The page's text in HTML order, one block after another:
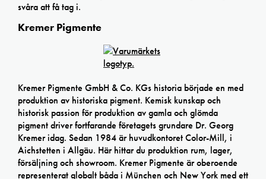
svåra att få tag i.
Kremer Pigmente
Kremer Pigmente GmbH & Co. KGs historia började en med
produktion av historiska pigment. Kemisk kunskap och
historisk passion för produktion av gamla och glömda
pigment driver fortfarande företagets grundare Dr. Georg
Kremer idag. Sedan 1984 är huvudkontoret Color-Mill, i
Aichstetten i Allgäu. Här hittar du produktion rum, lager,
försäljning och showroom. Kremer Pigmente är oberoende
representerat globalt båda i München och New York med ett